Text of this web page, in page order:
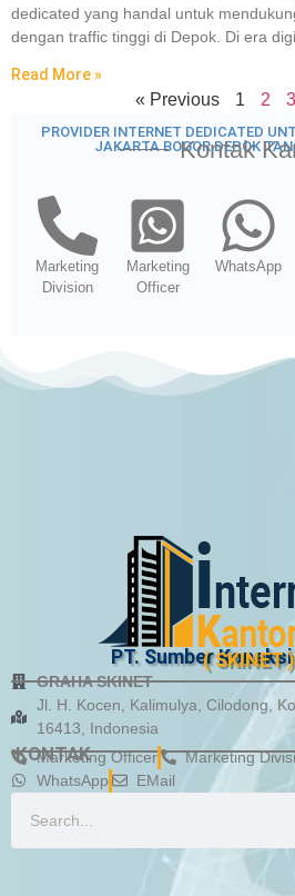
dedicated yang handal untuk
dengan traffic tinggi di Depok. Di era
Read More »
« Previous 1 2 3
PROVIDER INTERNET DEDICATED
JAKARTA BOGOR DEPOK
Kontak
Marketing
Division
Marketing
Officer
WhatsApp
PT. Sumber( SKINET )
GRAHA SKINET
Jl. H. Kocen, Kalimulya, Cilodong,
16413, Indonesia
KONTAK
Marketing Officer Marketing
WhatsApp
EMail